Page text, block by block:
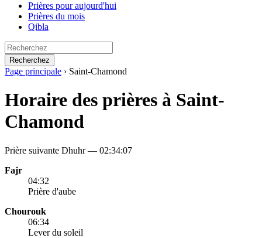
Prières pour aujourd'hui
Prières du mois
Qibla
Recherchez
Page principale › Saint-Chamond
Horaire des prières à Saint-
Chamond
Prière suivante Dhuhr — 02:34:07
Fajr
04:32
Prière d'aube
Chourouk
06:34
Lever du soleil